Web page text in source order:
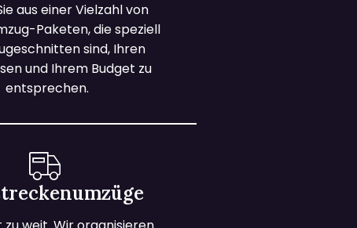
aus einer Vielzahl von
Paketen, die speziell
sind, Ihren
und Ihrem Budget zu
entsprechen.